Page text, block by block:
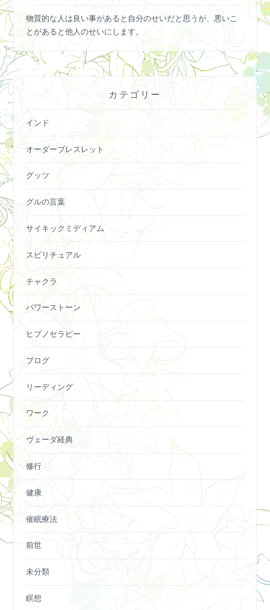
物質的な人は良い事があると自分のせいだと思うが、悪いこ
とがあると他人のせいにします。
カテゴリー
インド
オーダーブレスレット
グッツ
グルの言葉
サイキックミディアム
スピリチュアル
チャクラ
パワーストーン
ヒプノセラピー
ブログ
リーディング
ワーク
ヴェーダ経典
修行
健康
催眠療法
前世
未分類
瞑想